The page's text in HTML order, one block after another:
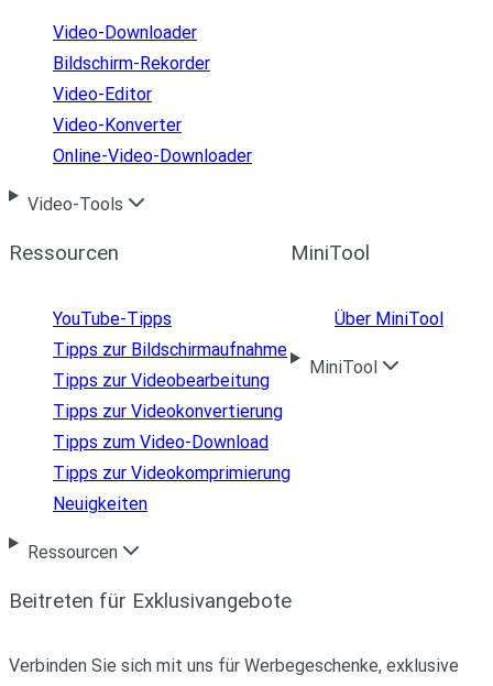
Video-Downloader
Bildschirm-Rekorder
Video-Editor
Video-Konverter
Online-Video-Downloader
Video-Tools
Ressourcen
YouTube-Tipps
Tipps zur Bildschirmaufnahme
Tipps zur Videobearbeitung
Tipps zur Videokonvertierung
Tipps zum Video-Download
Tipps zur Videokomprimierung
Neuigkeiten
Ressourcen
MiniTool
Über MiniTool
MiniTool
Beitreten für Exklusivangebote
Verbinden Sie sich mit uns für Werbegeschenke, exklusive